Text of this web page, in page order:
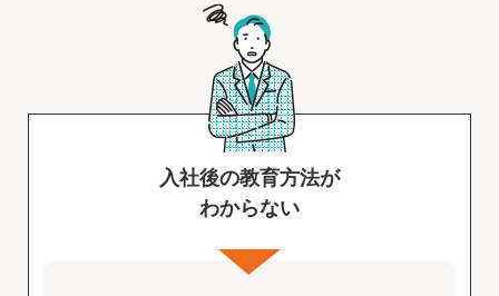
入社後の教育方法が
わからない